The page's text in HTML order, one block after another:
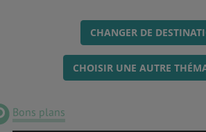
CHANGER DE
CHOISIR UNE AUTRE
Bons plans